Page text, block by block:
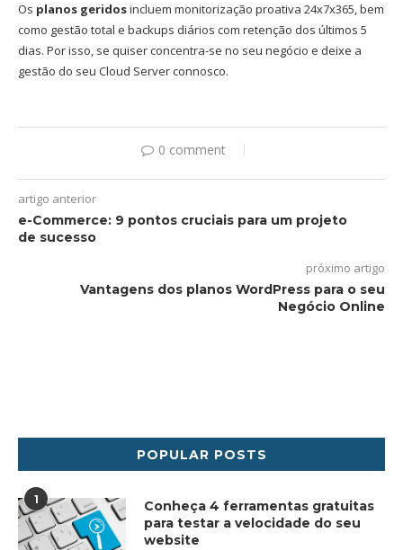
Os planos geridosincluem monitorização proativa 24x7x365, bem
como gestão total e backups diários com retenção dos últimos 5
dias. Por isso, se quiser concentra-se no seu negócio e deixe a
gestão do seu Cloud Server connosco.
0 comment
artigo anterior
e-Commerce: 9 pontos cruciais para um projeto
de sucesso
próximo artigo
Vantagens dos planos WordPress para o seu
Negócio Online
POPULAR POSTS
1
Conheça 4 ferramentas gratuitas
para testar a velocidade do seu
website